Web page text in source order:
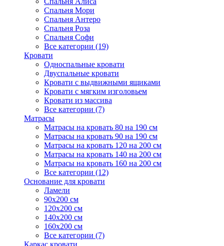
Спальня Мори
Спальня Антеро
Спальня Роза
Спальня Софи
Все категории (19)
Кровати
Односпальные кровати
Двуспальные кровати
Кровати с выдвижными ящиками
Кровати с мягким изголовьем
Кровати из массива
Все категории (7)
Матрасы
Матрасы на кровать 80 на 190 см
Матрасы на кровать 90 на 190 см
Матрасы на кровать 120 на 200 см
Матрасы на кровать 140 на 200 см
Матрасы на кровать 160 на 200 см
Все категории (12)
Основание для кровати
Ламели
90х200 см
120х200 см
140х200 см
160х200 см
Все категории (7)
Каркас кровати